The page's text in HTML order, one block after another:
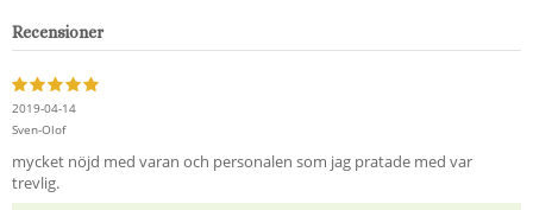
Recensioner
2019-04-14
Sven-Olof
mycket nöjd med varan och personalen som jag pratade med var
trevlig.